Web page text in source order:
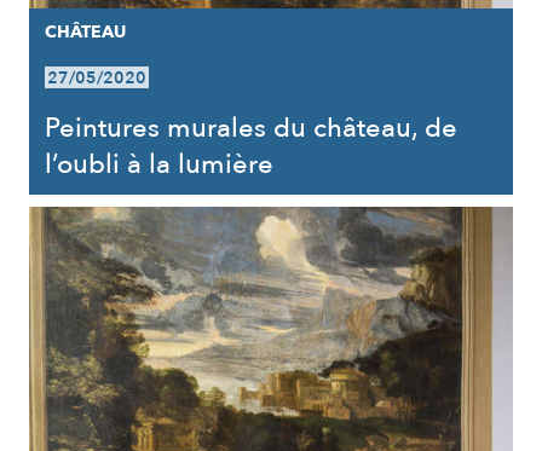
CHÂTEAU
27/05/2020
Peintures murales du château, de
l’oubli à la lumière